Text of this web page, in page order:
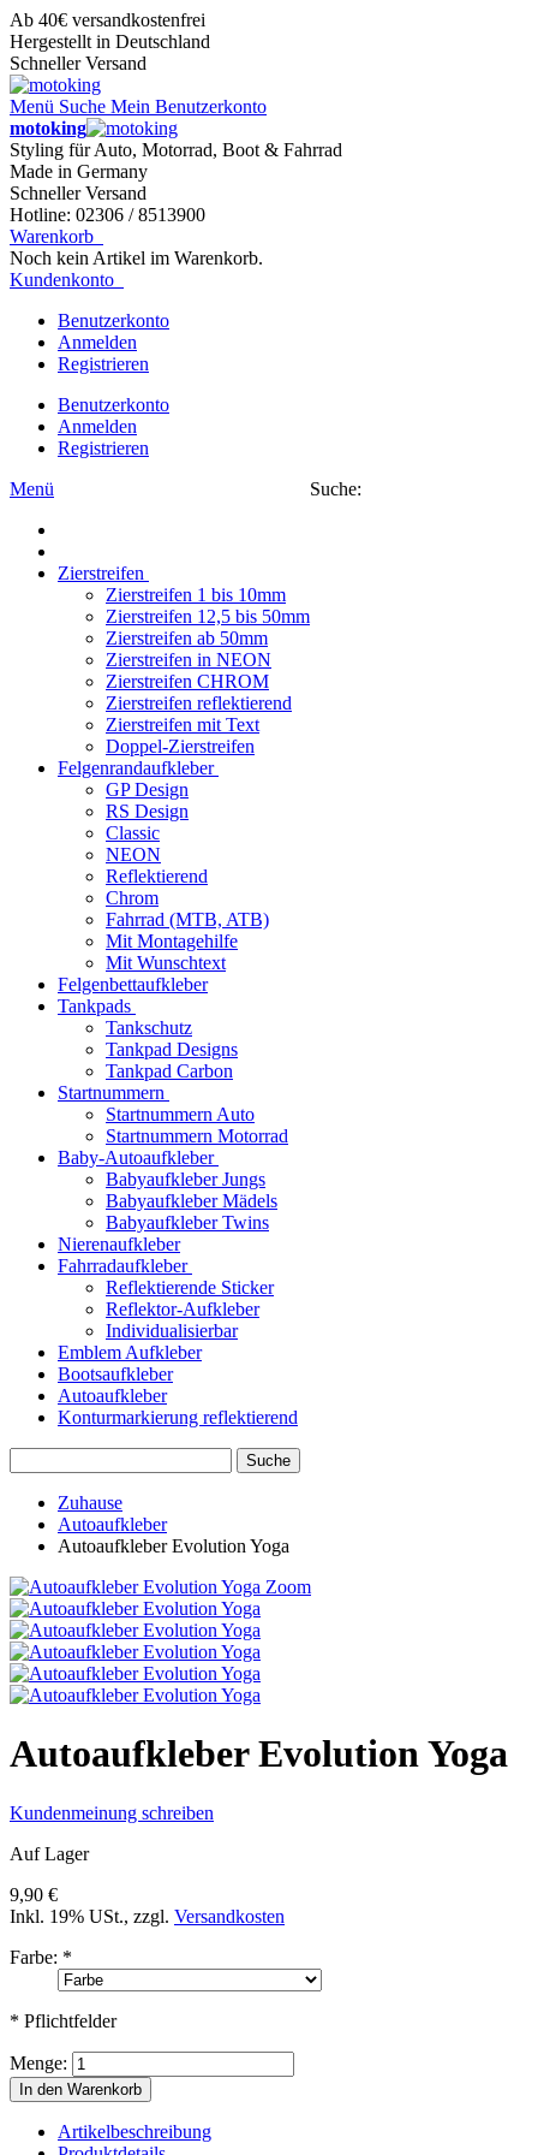
Ab 40€ versandkostenfrei
Hergestellt in Deutschland
Schneller Versand
Menü Suche Mein Benutzerkonto
motoking
Styling für Auto, Motorrad, Boot & Fahrrad
Made in Germany
Schneller Versand
Hotline: 02306 / 8513900
Warenkorb
Noch kein Artikel im Warenkorb.
Kundenkonto
Benutzerkonto
Anmelden
Registrieren
Benutzerkonto
Anmelden
Registrieren
Menü
Zierstreifen
Zierstreifen 1 bis 10mm
Zierstreifen 12,5 bis 50mm
Zierstreifen ab 50mm
Zierstreifen in NEON
Zierstreifen CHROM
Zierstreifen reflektierend
Zierstreifen mit Text
Doppel-Zierstreifen
Felgenrandaufkleber
GP Design
RS Design
Classic
NEON
Reflektierend
Chrom
Fahrrad (MTB, ATB)
Mit Montagehilfe
Mit Wunschtext
Felgenbettaufkleber
Tankpads
Tankschutz
Tankpad Designs
Tankpad Carbon
Startnummern
Startnummern Auto
Startnummern Motorrad
Baby-Autoaufkleber
Babyaufkleber Jungs
Babyaufkleber Mädels
Babyaufkleber Twins
Nierenaufkleber
Fahrradaufkleber
Reflektierende Sticker
Reflektor-Aufkleber
Individualisierbar
Emblem Aufkleber
Bootsaufkleber
Autoaufkleber
Konturmarkierung reflektierend
Suche:
Suche
Zuhause
Autoaufkleber
Autoaufkleber Evolution Yoga
Zoom
Autoaufkleber Evolution Yoga
Kundenmeinung schreiben
Auf Lager
9,90 €
Inkl. 19% USt., zzgl. Versandkosten
Farbe: *
* Pflichtfelder
Menge:
In den Warenkorb
Artikelbeschreibung